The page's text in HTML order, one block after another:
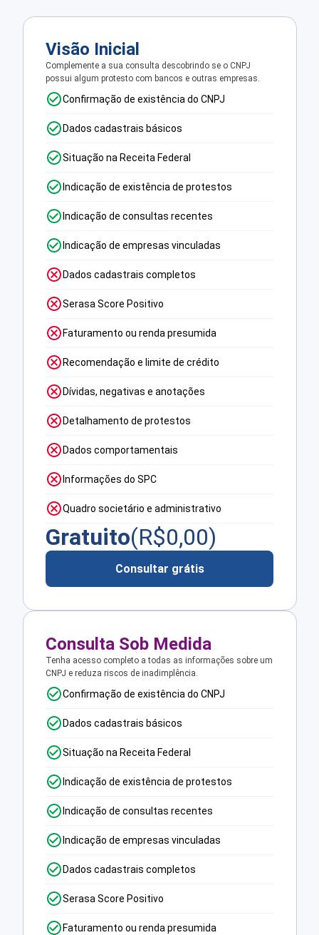
Visão Inicial
Complemente a sua consulta descobrindo se o CNPJ
possui algum protesto com bancos e outras empresas.
Confirmação de existência do CNPJ
Dados cadastrais básicos
Situação na Receita Federal
Indicação de existência de protestos
Indicação de consultas recentes
Indicação de empresas vinculadas
Dados cadastrais completos
Serasa Score Positivo
Faturamento ou renda presumida
Recomendação e limite de crédito
Dívidas, negativas e anotações
Detalhamento de protestos
Dados comportamentais
Informações do SPC
Quadro societário e administrativo
Gratuito(R$0,00)
Consultar grátis
Consulta Sob Medida
Tenha acesso completo a todas as informações sobre um
CNPJ e reduza riscos de inadimplência.
Confirmação de existência do CNPJ
Dados cadastrais básicos
Situação na Receita Federal
Indicação de existência de protestos
Indicação de consultas recentes
Indicação de empresas vinculadas
Dados cadastrais completos
Serasa Score Positivo
Faturamento ou renda presumida